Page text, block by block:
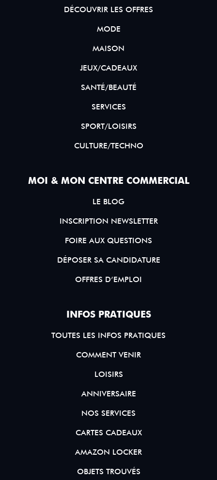
DÉCOUVRIR LES OFFRES
MODE
MAISON
JEUX/CADEAUX
SANTÉ/BEAUTÉ
SERVICES
SPORT/LOISIRS
CULTURE/TECHNO
MOI & MON CENTRE COMMERCIAL
LE BLOG
INSCRIPTION NEWSLETTER
FOIRE AUX QUESTIONS
DÉPOSER SA CANDIDATURE
OFFRES D’EMPLOI
INFOS PRATIQUES
TOUTES LES INFOS PRATIQUES
COMMENT VENIR
LOISIRS
ANNIVERSAIRE
NOS SERVICES
CARTES CADEAUX
AMAZON LOCKER
OBJETS TROUVÉS